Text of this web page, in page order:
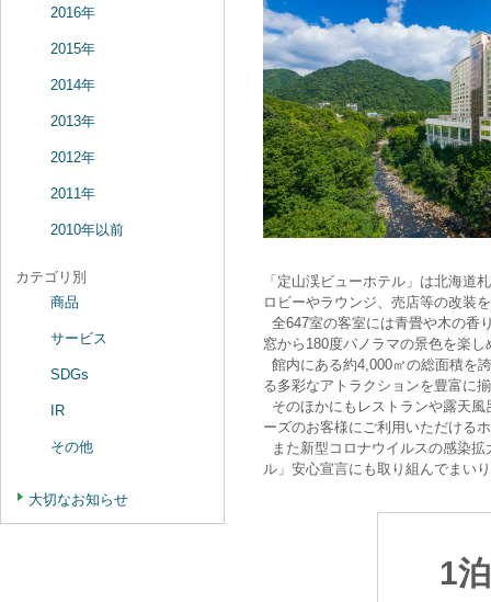
「定山渓ビューホテル」は北海道
ロビーやラウンジ、売店等の改装
全647室の客室には青畳や木の香
窓から180度パノラマの景色を楽
館内にある約4,000㎡の総面積を
る多彩なアトラクションを豊富に
そのほかにもレストランや露天
ーズのお客様にご利用いただける
また新型コロナウイルスの感染
ル」安心宣言にも取り組んでまい
1
2016年
2015年
2014年
2013年
2012年
2011年
2010年以前
カテゴリ別
商品
サービス
SDGs
IR
その他
大切なお知らせ